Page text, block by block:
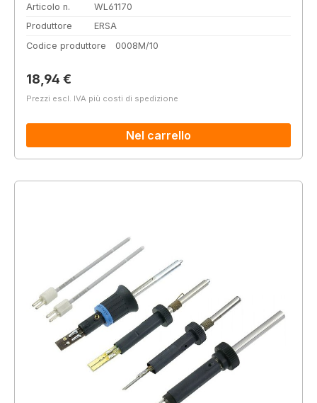
Articolo n.
WL61170
Produttore
ERSA
Codice produttore
0008M/10
Prezzo normale:
18,94 €
Prezzi escl. IVA più costi di spedizione
Nel carrello